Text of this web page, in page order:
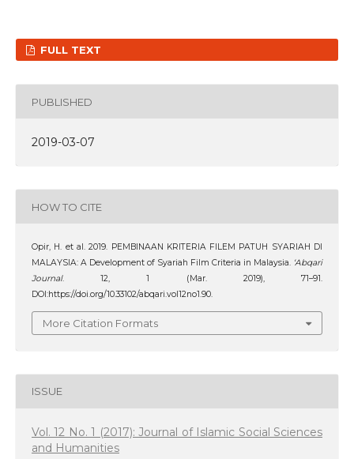
FULL TEXT
PUBLISHED
2019-03-07
HOW TO CITE
Opir, H. et al. 2019. PEMBINAAN KRITERIA FILEM PATUH SYARIAH DI
MALAYSIA: A Development of Syariah Film Criteria in Malaysia. ‘Abqari
Journal. 12, 1 (Mar. 2019), 71–91.
DOI:https://doi.org/10.33102/abqari.vol12no1.90.
More Citation Formats
ISSUE
Vol. 12 No. 1 (2017): Journal of Islamic Social Sciences
and Humanities